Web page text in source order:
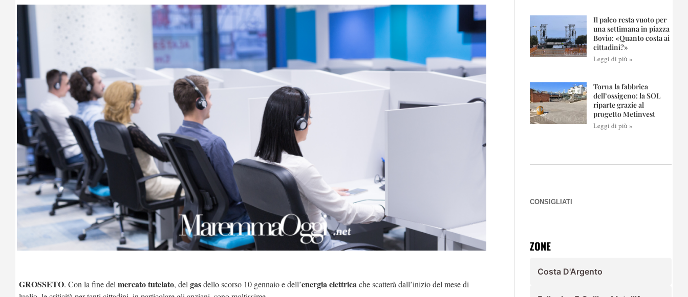
GROSSETO. Con la fine del mercato tutelato, del gasdello scorso 10 gennaio e dell’energia elettricache scatterà dall’inizio del mese di
Il palco resta vuoto per
una settimana in piazza
Bovio: «Quanto costa ai
cittadini?»
Leggi di più »
Torna la fabbrica
dell’ossigeno: la SOL
riparte grazie al
progetto Metinvest
Leggi di più »
CONSIGLIATI
ZONE
Costa D'Argento